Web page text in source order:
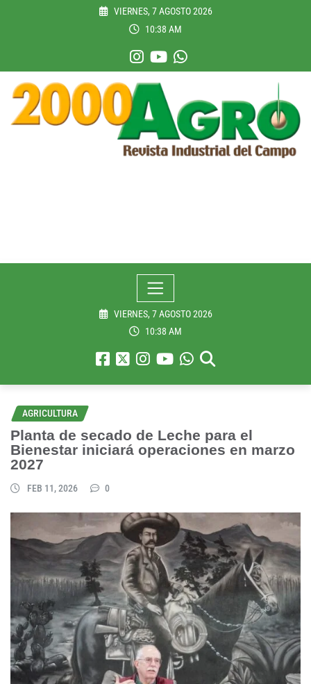
VIERNES, 7 AGOSTO 2026
10:38 AM
VIERNES, 7 AGOSTO 2026
10:38 AM
AGRICULTURA
Planta de secado de Leche para el
Bienestar iniciará operaciones en marzo
2027
FEB 11, 2026 0